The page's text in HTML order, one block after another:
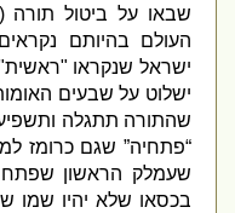
שבאו על ביטול תורה(
העולם בהיותם נקראים"
ישראל שנקראו"ראשית" (
ישלוט על שבעים האומות.
שהתורה תתגלה ותשפיע
“פתחיה” שגם כרומז
שעמלק הראשון שפתח
בכסאו שלא יהיו שמו